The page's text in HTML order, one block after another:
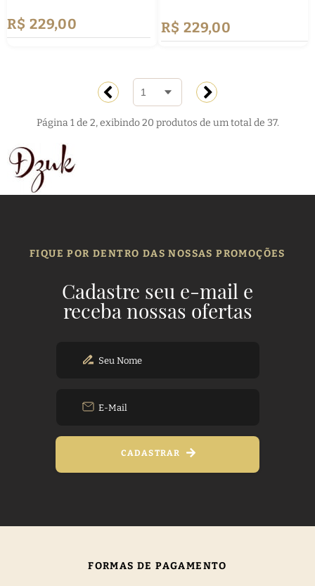
R$ 229,00 R$ 229,00
Página 1 de 2, exibindo 20 produtos de um total de 37.
FIQUE POR DENTRO DAS NOSSAS PROMOÇÕES
Cadastre seu e-mail e
receba nossas ofertas
CADASTRAR
FORMAS DE PAGAMENTO